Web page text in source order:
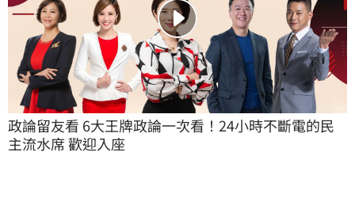
政論留友看 6大王牌政論一次看！24小時不斷電的民
主流水席 歡迎入座